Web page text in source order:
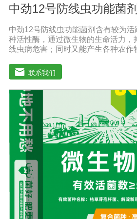
中劲12号防线虫功能菌剂
中劲12号防线虫功能菌剂含有较为
种活性酶，通过微生物的生命活力，
线虫病危害；同时又能产生各种农作
并且能产生抗生素，系统防伪酶等多
进植物生长。【产品功能】 1、本产
寄生作用，并释放出对线虫、细菌、
的化学物质，再辅助特殊增效剂，能
和作物真菌、细菌病害。不仅有效地
根结线虫、胞囊线虫、茎线虫等线
种线虫，减轻线虫病危害；3、改善
活化土壤，促进植株正常生长；4、
速恢复根系生理机能，预防根系因线
根。
联系我们